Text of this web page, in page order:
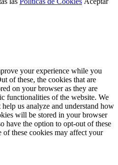
your experience while you
of these, the cookies that are
on your browser as they are
functionalities of the website. We
us analyze and understand how
will be stored in your browser
have the option to opt-out of these
these cookies may affect your